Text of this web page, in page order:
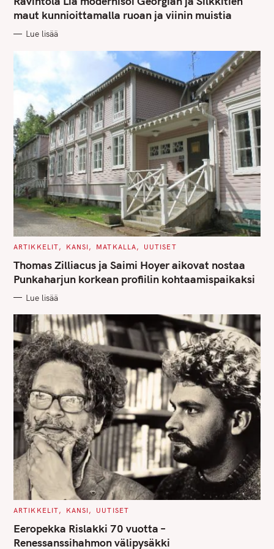
E
G
O
I
maut kunnioittamalla ruoan ja viinin muistia
Lue lisää
C
T
E
G
O
I
S
ARTIKKELIT KANSI MATKALLA UUTISET
Thomas Zilliacus ja Saimi Hoyer aikovat nostaa
Punkaharjun korkean profiilin kohtaamispaikaksi
Lue lisää
C
T
E
G
O
ARTIKKELIT KANSI UUTISET
Eeropekka Rislakki 70 vuotta –
Renessanssihahmon välipysäkki